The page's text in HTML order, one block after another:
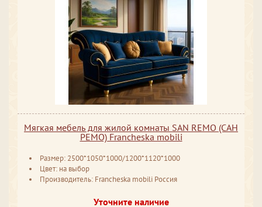
Мягкая мебель для жилой комнаты SAN REMO (САН
РЕМО) Francheska mobili
Размер: 2500*1050*1000/1200*1120*1000
Цвет: на выбор
Производитель: Francheska mobili Россия
Уточните наличие